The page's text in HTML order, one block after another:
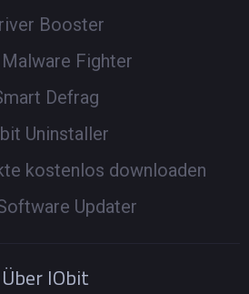
Booster
Fighter
Defrag
Uninstaller
kostenlos downloaden
Updater
Über IObit